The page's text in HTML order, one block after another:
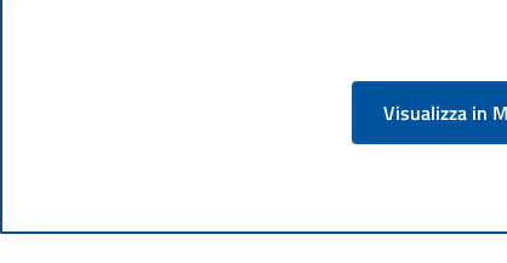
Visualizza in